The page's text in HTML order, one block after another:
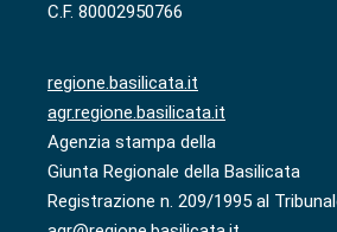
C.F. 80002950766
regione.basilicata.it
agr.regione.basilicata.it
Agenzia stampa della
Giunta Regionale della Basilicata
Registrazione n. 209/1995 al